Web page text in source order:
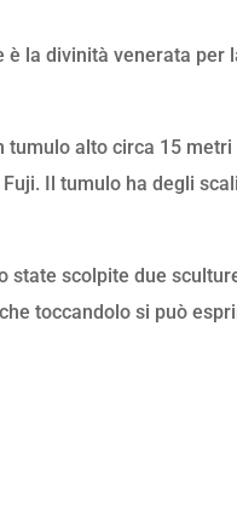
la divinità venerata per
tumulo alto circa 15
Il tumulo ha degli
scolpite due
toccandolo si può